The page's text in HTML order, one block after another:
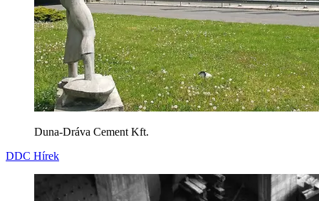
Duna-Dráva Cement Kft.
DDC Hírek